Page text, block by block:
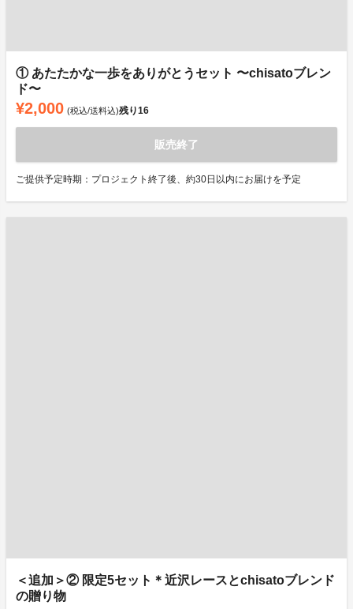
① あたたかな一歩をありがとうセット 〜chisatoブレン
ド〜
¥2,000 (税込/送料込)残り16
販売終了
ご提供予定時期：プロジェクト終了後、約30日以内にお届けを予定
＜追加＞② 限定5セット＊近沢レースとchisatoブレンド
の贈り物